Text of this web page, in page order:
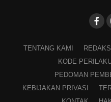
TENTANG KAMI REDAKSI
KODE
PEDOMAN
KEBIJAKAN PRIVASI